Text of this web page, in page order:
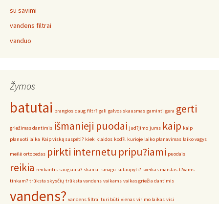
su savimi
vandens filtrai
vanduo
Žymos
batutai brangios daug filtr? gali galvos skausmas gaminti gera gerti
griežimas dantimis išmanieji puodai jud?jimo jums kaip kaip
planuoti laika Kaip viską suspėti? kiek klaidos kod?l kurioje laiko planavimas laiko vagys
meilė ortopedas pirkti internetu pripu?iami puodais
reikia renkantis saugiausi? skaniai smagu sutaupyti? sveikas maistas t?vams
tinkam? trūksta skysčių trūksta vandens vaikams vaikas griežia dantimis
vandens? vandens filtrai turi būti vienas virimo laikas visi